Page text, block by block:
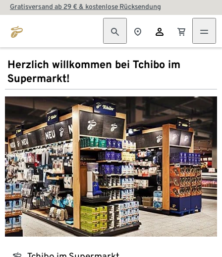
Gratisversand ab 29 € & kostenlose Rücksendung
Herzlich willkommen bei Tchibo im
Supermarkt!